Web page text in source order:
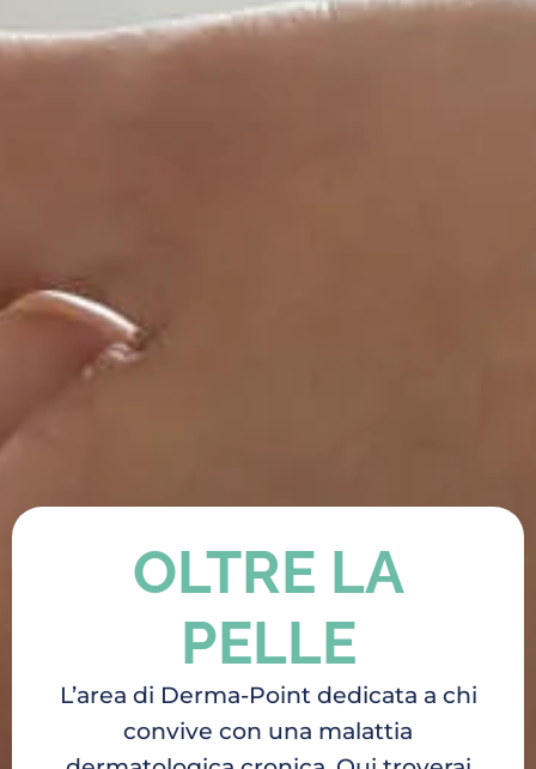
OLTRE LA
PELLE
L’area di Derma-Point dedicata a chi
convive con una malattia